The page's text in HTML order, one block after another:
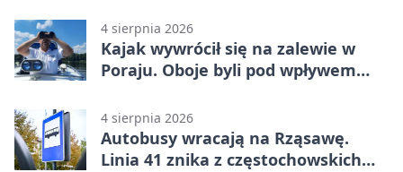
4 sierpnia 2026
Kajak wywrócił się na zalewie w
Poraju. Oboje byli pod wpływem
4 sierpnia 2026
Autobusy wracają na Rząsawę.
Linia 41 znika z częstochowskich